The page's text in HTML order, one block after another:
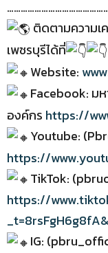
ติดตามความเ
เพชรบุรีได้ที่
Website:
Facebook: ม
องค์กร https://
Youtube:
https://
TikTok:
https://
IG: